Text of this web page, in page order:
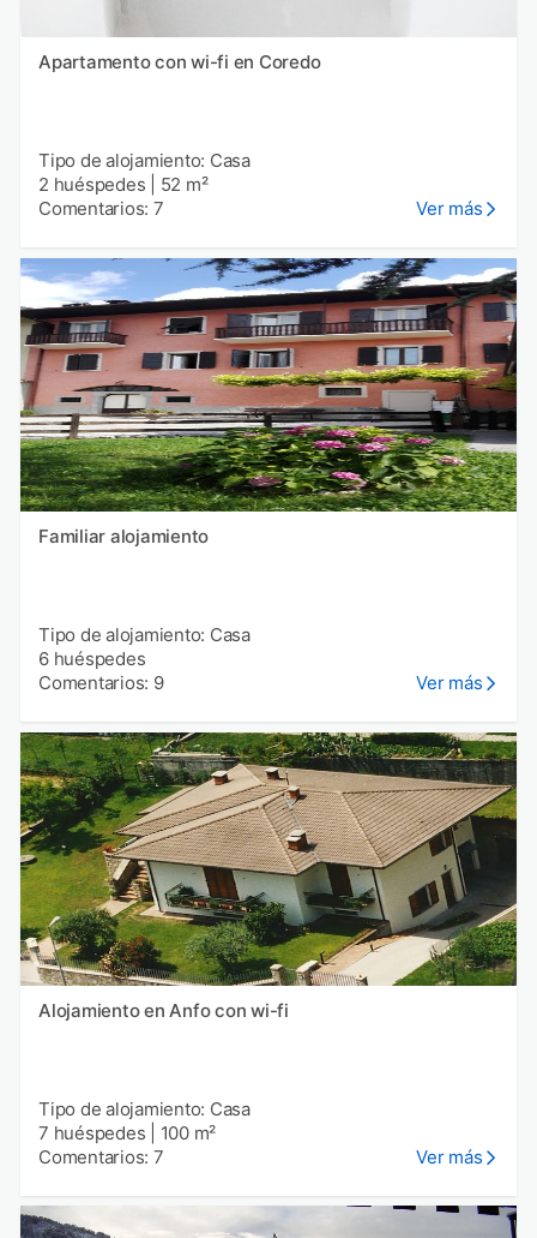
Apartamento con wi-fi en Coredo
Tipo de alojamiento: Casa
2 huéspedes
52 m²
Comentarios: 7
Ver más
Familiar alojamiento
Tipo de alojamiento: Casa
6 huéspedes
Comentarios: 9
Ver más
Alojamiento en Anfo con wi-fi
Tipo de alojamiento: Casa
7 huéspedes
100 m²
Comentarios: 7
Ver más